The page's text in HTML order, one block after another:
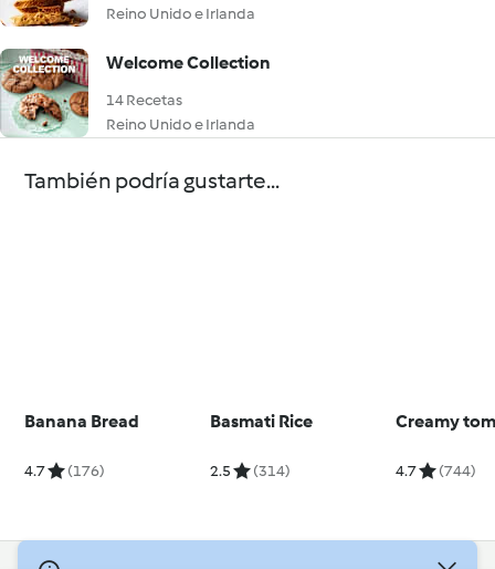
Reino Unido e Irlanda
Welcome Collection
14 Recetas
Reino Unido e Irlanda
También podría gustarte...
Banana Bread
4.7 (176)
Basmati Rice
2.5 (314)
Creamy
4.7 (744)